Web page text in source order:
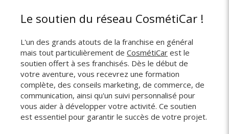
Le soutien du réseau CosmétiCar !
L'un des grands atouts de la franchise en général
mais tout particulièrement de CosmétiCar est le
soutien offert à ses franchisés. Dès le début de
votre aventure, vous recevrez une formation
complète, des conseils marketing, de commerce, de
communication, ainsi qu'un suivi personnalisé pour
vous aider à développer votre activité. Ce soutien
est essentiel pour garantir le succès de votre projet.